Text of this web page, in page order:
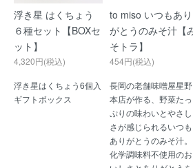
浮き星 はくちょう
６種セット【BOXセ
ット】
4,320円(税込)
浮き星はくちょう6個入
ギフトボックス
to miso いつもあり
がとうのみそ汁【
そトラ】
454円(税込)
長岡の老舗味噌屋星野
本店が作る、野菜たっ
ぷりの味わいとやさし
さが感じられるいつも
ありがとうのみそ汁。
化学調味料不使用のお